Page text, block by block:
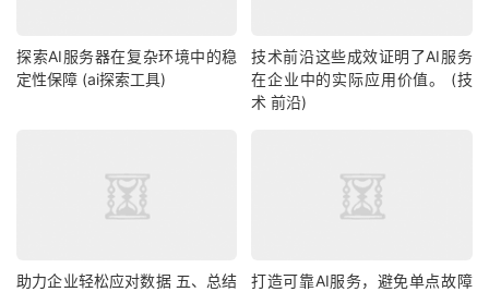
探索AI服务器在复杂环境中的稳
定性保障 (ai探索工具)
技术前沿这些成效证明了AI服务
在企业中的实际应用价值。 (技
术 前沿)
助力企业轻松应对数据 五、总结
打造可靠AI服务，避免单点故障